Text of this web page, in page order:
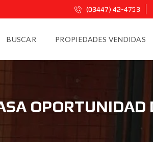
(03447) 42-4753
BUSCAR PROPIEDADES VENDIDAS